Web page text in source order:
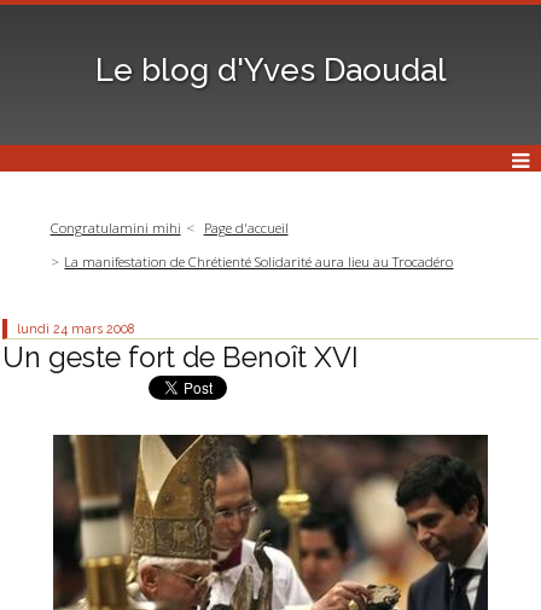
Le blog d'Yves Daoudal
Congratulamini mihi
Page d'accueil
La manifestation de Chrétienté Solidarité aura lieu au Trocadéro
lundi 24 mars 2008
Un geste fort de Benoît XVI